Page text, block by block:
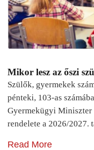
Mikor lesz az őszi
Szülők, gyermekek
pénteki, 103-as
Gyermekügyi
rendelete a 2026/
Read More